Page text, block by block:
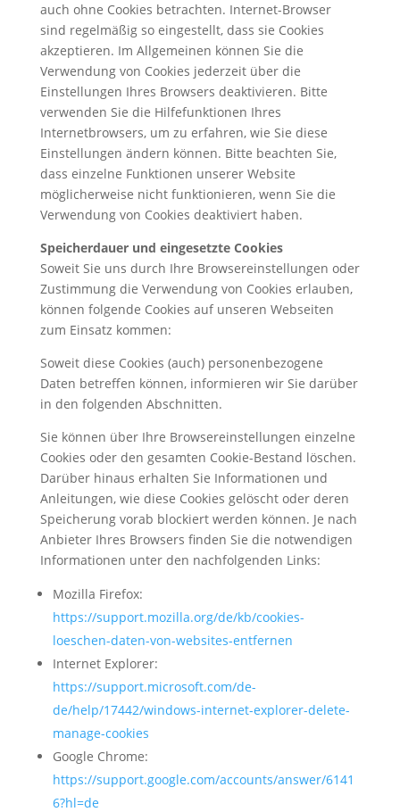
auch ohne Cookies betrachten. Internet-Browser
sind regelmäßig so eingestellt, dass sie Cookies
akzeptieren. Im Allgemeinen können Sie die
Verwendung von Cookies jederzeit über die
Einstellungen Ihres Browsers deaktivieren. Bitte
verwenden Sie die Hilfefunktionen Ihres
Internetbrowsers, um zu erfahren, wie Sie diese
Einstellungen ändern können. Bitte beachten Sie,
dass einzelne Funktionen unserer Website
möglicherweise nicht funktionieren, wenn Sie die
Verwendung von Cookies deaktiviert haben.
Speicherdauer und eingesetzte Cookies
Soweit Sie uns durch Ihre Browsereinstellungen oder
Zustimmung die Verwendung von Cookies erlauben,
können folgende Cookies auf unseren Webseiten
zum Einsatz kommen:
Soweit diese Cookies (auch) personenbezogene
Daten betreffen können, informieren wir Sie darüber
in den folgenden Abschnitten.
Sie können über Ihre Browsereinstellungen einzelne
Cookies oder den gesamten Cookie-Bestand löschen.
Darüber hinaus erhalten Sie Informationen und
Anleitungen, wie diese Cookies gelöscht oder deren
Speicherung vorab blockiert werden können. Je nach
Anbieter Ihres Browsers finden Sie die notwendigen
Informationen unter den nachfolgenden Links:
Mozilla Firefox:
https://support.mozilla.org/de/kb/cookies-
loeschen-daten-von-websites-entfernen
Internet Explorer:
https://support.microsoft.com/de-
de/help/17442/windows-internet-explorer-delete-
manage-cookies
Google Chrome:
https://support.google.com/accounts/answer/6141
6?hl=de